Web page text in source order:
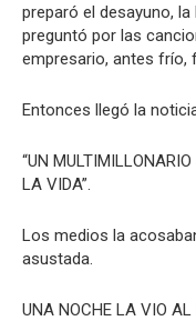
preparó el desayuno,
preguntó por las
empresario, antes frío,
Entonces llegó la
“UN
LA VIDA”.
Los medios la
asustada.
UNA NOCHE LA VIO AL